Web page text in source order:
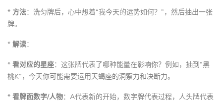
* 方法：洗匀牌后，心中想着“我今天的运势如何？”，然后抽出一张
牌。
* 解读：
* 看对应的星座：这张牌代表了哪种能量在影响你？例如，抽到“黑
桃K”，今天你可能需要运用天蝎座的洞察力和决断力。
* 看牌面数字/人物：A代表新的开始，数字牌代表过程，人头牌代表